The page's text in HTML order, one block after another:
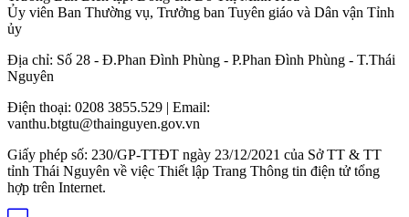
Ủy viên Ban Thường vụ, Trưởng ban Tuyên giáo và Dân vận Tỉnh
ủy
Địa chỉ: Số 28 - Đ.Phan Đình Phùng - P.Phan Đình Phùng - T.Thái
Nguyên
Điện thoại: 0208 3855.529 | Email:
vanthu.btgtu@thainguyen.gov.vn
Giấy phép số: 230/GP-TTĐT ngày 23/12/2021 của Sở TT & TT
tỉnh Thái Nguyên về việc Thiết lập Trang Thông tin điện tử tổng
hợp trên Internet.